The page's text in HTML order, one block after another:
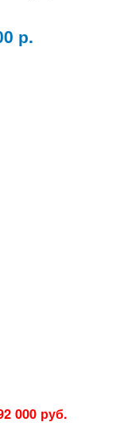
р.
000 руб.